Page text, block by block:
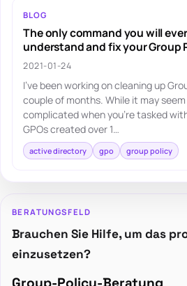
BLOG
The only command you will
understand and fix your Group
2021-01-24
I've been working on cleaning up
couple of months. While it may
complicated when you're tasked
GPOs created over 1…
active directory gpo group policy
BERATUNGSFELD
Brauchen Sie Hilfe, um das
einzusetzen?